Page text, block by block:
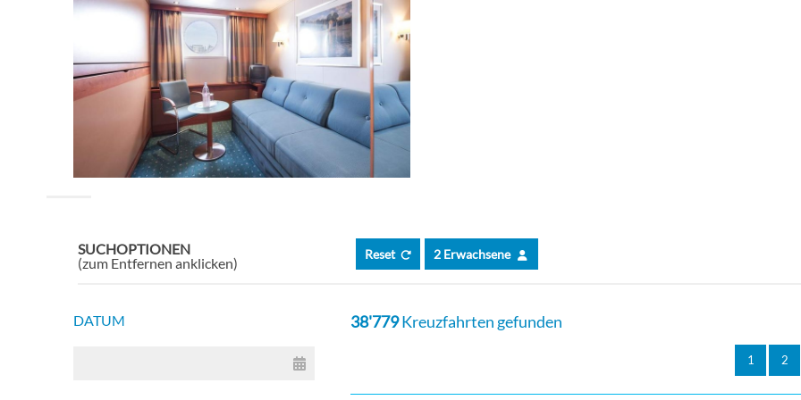
SUCHOPTIONEN
(zum Entfernen anklicken)
Reset 2 Erwachsene
DATUM 38'779Kreuzfahrten gefunden
1 2